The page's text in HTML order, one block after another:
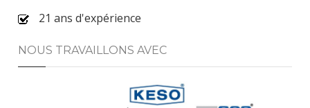
21 ans d'expérience
NOUS TRAVAILLONS AVEC